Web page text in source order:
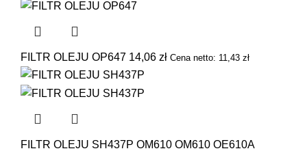
FILTR OLEJU OP647 14,06 zł Cena netto: 11,43 zł
FILTR OLEJU SH437P OM610 OM610 OE610A